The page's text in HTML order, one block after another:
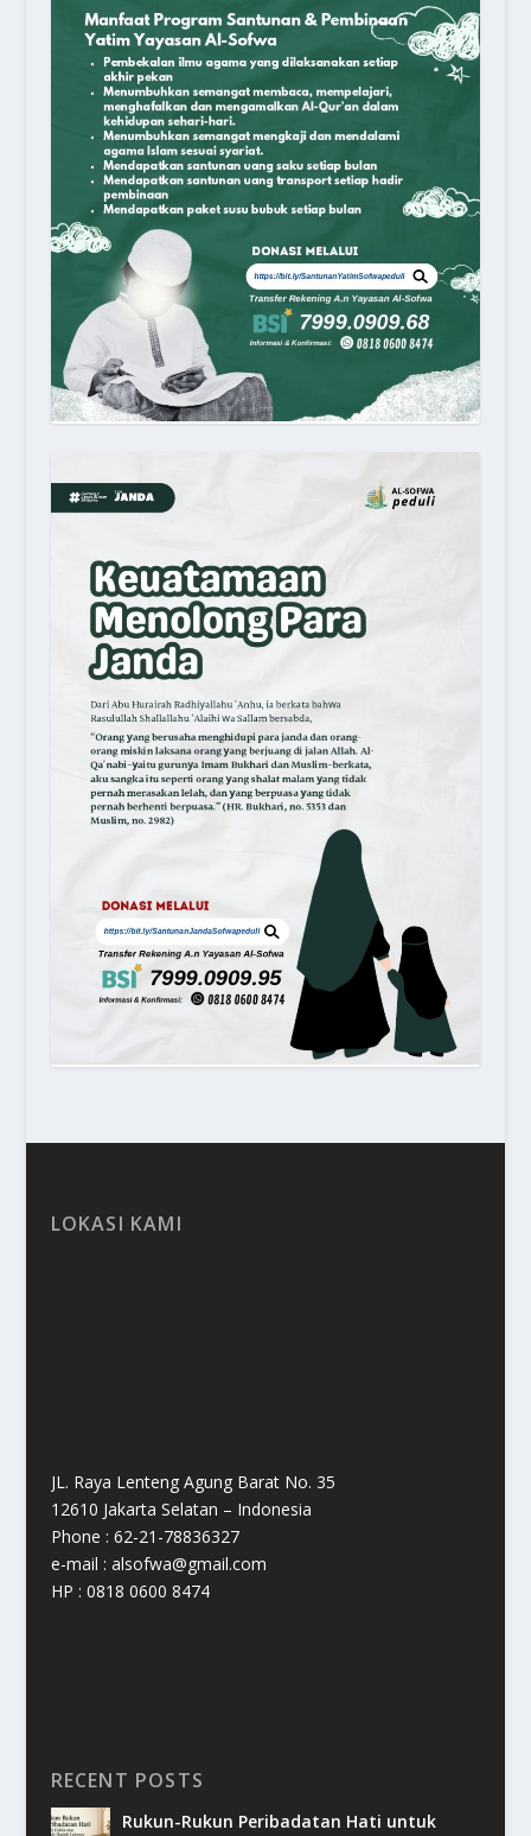
LOKASI KAMI
JL. Raya Lenteng Agung Barat No. 35
12610 Jakarta Selatan – Indonesia
Phone : 62-21-78836327
e-mail : alsofwa@gmail.com
HP : 0818 0600 8474
RECENT POSTS
Rukun-Rukun Peribadatan Hati untuk